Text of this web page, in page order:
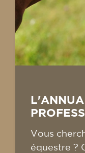
Vous
équestre ?